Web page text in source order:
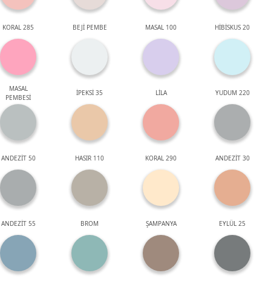
KORAL 285 BEJİ PEMBE MASAL 100 HİBİSKUS 20
MASAL
PEMBESİ
İPEKSİ 35 LİLA YUDUM 220
ANDEZİT 50 HASIR 110 KORAL 290 ANDEZİT 30
ANDEZİT 55 BROM ŞAMPANYA EYLÜL 25